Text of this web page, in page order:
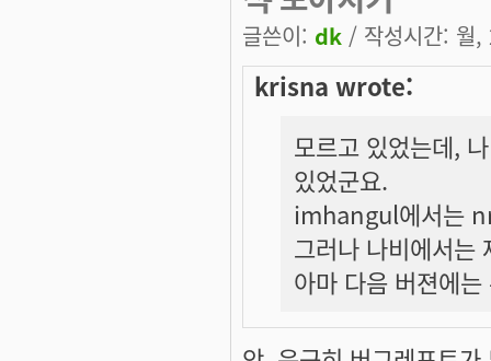
글쓴이: dk / 작성시간: 월
krisna wrote:
모르고 있었는데,
있었군요.
imhangul에서는
그러나 나비에서는
아마 다음 버젼에